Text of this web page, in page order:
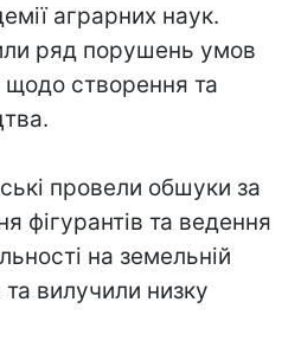
аграрних наук.
ряд порушень умов
створення та
провели обшуки за
фігурантів та ведення
на земельній
та вилучили низку